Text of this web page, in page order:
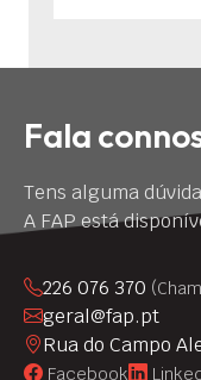
Fala
Tens alguma
A FAP está
226 076 370
geral@fap.pt
Rua do Campo
Facebook